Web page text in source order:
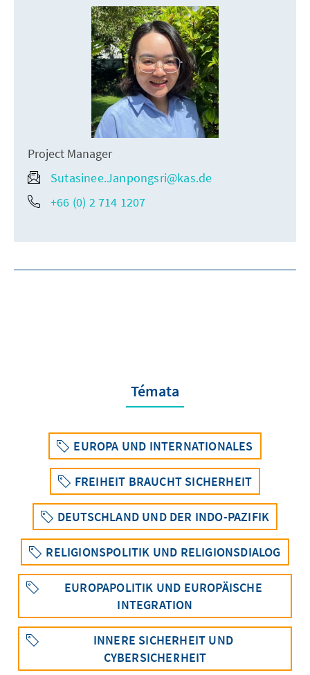
Project Manager
Sutasinee.Janpongsri@kas.de
+66 (0) 2 714 1207
Témata
EUROPA UND INTERNATIONALES
FREIHEIT BRAUCHT SICHERHEIT
DEUTSCHLAND UND DER INDO-PAZIFIK
RELIGIONSPOLITIK UND RELIGIONSDIALOG
EUROPAPOLITIK UND EUROPÄISCHE
INTEGRATION
INNERE SICHERHEIT UND
CYBERSICHERHEIT